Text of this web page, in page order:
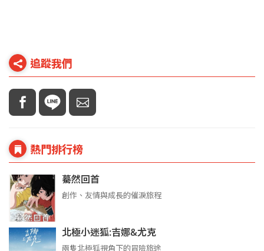
追蹤我們
熱門排行榜
驀然回首
創作、友情與成長的催淚旅程
北極小迷狐:吉娜&尤克
兩隻北極狐視角下的冒險旅途